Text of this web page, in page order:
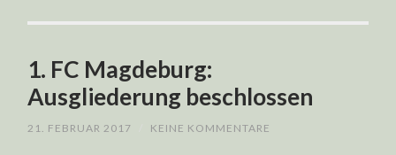
1. FC Magdeburg:
Ausgliederung beschlossen
21. FEBRUAR 2017 KEINE KOMMENTARE